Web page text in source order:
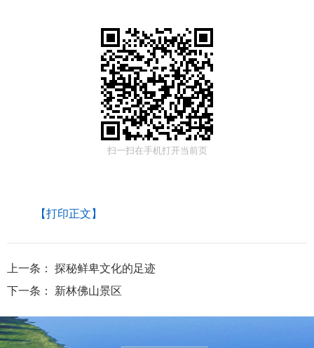
扫一扫在手机打开当前页
【打印正文】
上一条：
探秘鲜卑文化的足迹
下一条：
新林佛山景区